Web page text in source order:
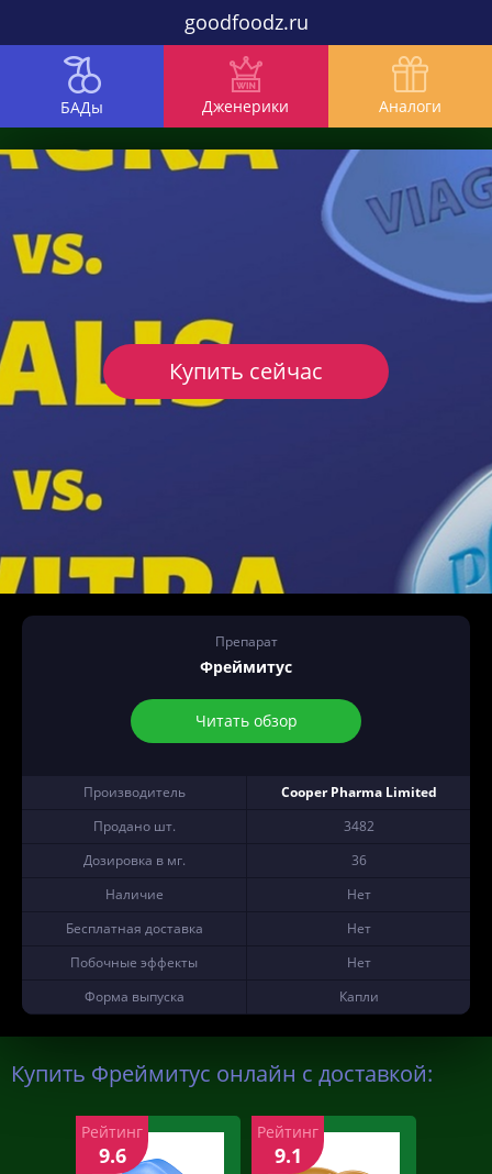
goodfoodz.ru
БАДы Дженерики Аналоги
Препарат
Фреймитус
Читать обзор
Производитель
Cooper Pharma Limited
Продано шт.
3482
Дозировка в мг.
36
Наличие
Нет
Бесплатная доставка
Нет
Побочные эффекты
Нет
Форма выпуска
Капли
Купить сейчас
Купить Фреймитус онлайн с доставкой:
Рейтинг
9.6
Рейтинг
9.1